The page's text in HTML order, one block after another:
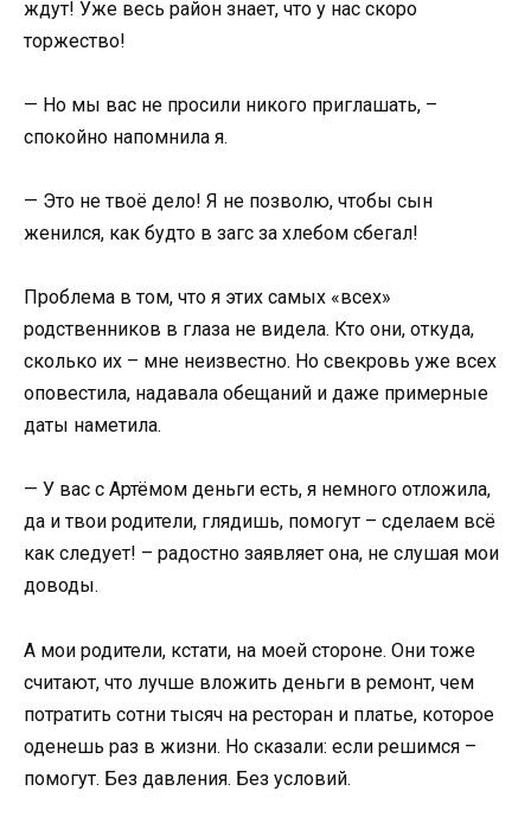
ждут! Уже весь район знает, что у нас скоро
торжество!
— Но мы вас не просили никого приглашать, –
спокойно напомнила я.
— Это не твоё дело! Я не позволю, чтобы сын
женился, как будто в загс за хлебом сбегал!
Проблема в том, что я этих самых «всех»
родственников в глаза не видела. Кто они, откуда,
сколько их – мне неизвестно. Но свекровь уже всех
оповестила, надавала обещаний и даже примерные
даты наметила.
— У вас с Артёмом деньги есть, я немного отложила,
да и твои родители, глядишь, помогут – сделаем всё
как следует! – радостно заявляет она, не слушая мои
доводы.
А мои родители, кстати, на моей стороне. Они тоже
считают, что лучше вложить деньги в ремонт, чем
потратить сотни тысяч на ресторан и платье, которое
оденешь раз в жизни. Но сказали: если решимся –
помогут. Без давления. Без условий.